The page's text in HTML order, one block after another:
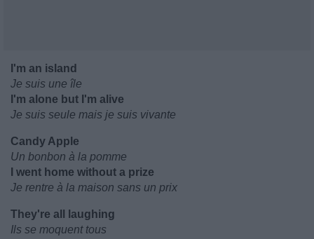
I'm an island
Je suis une île
I'm alone but I'm alive
Je suis seule mais je suis vivante
Candy Apple
Un bonbon à la pomme
I went home without a prize
Je rentre à la maison sans un prix
They're all laughing
Ils se moquent tous